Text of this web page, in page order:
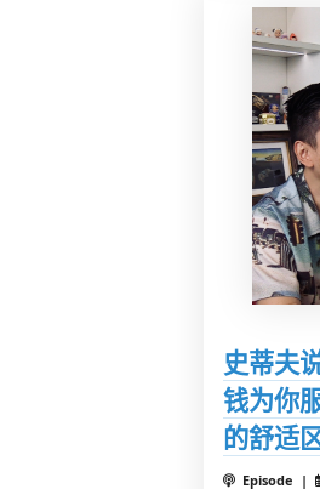
史蒂夫
钱为你
的舒适
Episode |